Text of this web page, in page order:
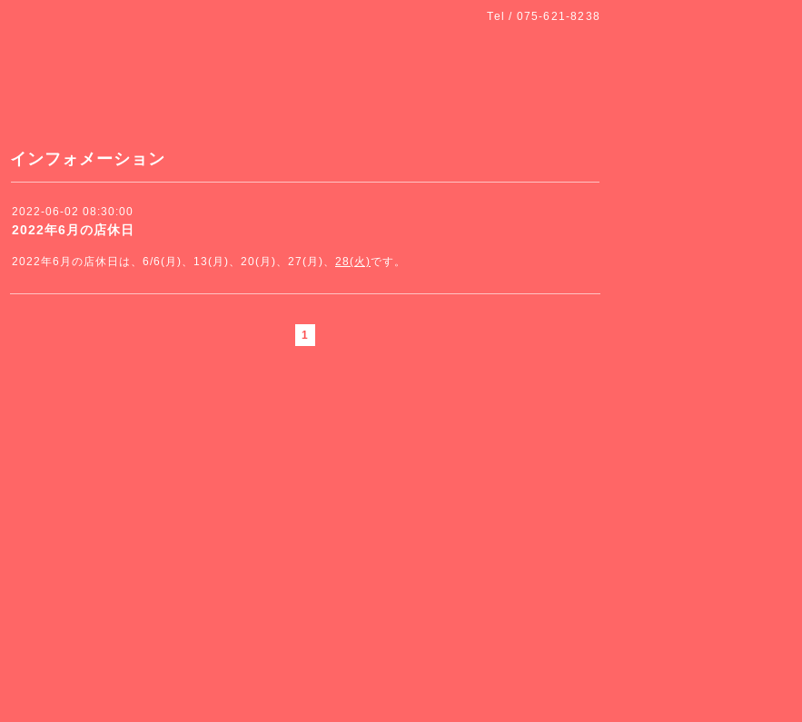
Tel / 075-621-8238
インフォメーション
2022-06-02 08:30:00
2022年6月の店休日
2022年6月の店休日は、6/6(月)、13(月)、20(月)、27(月)、 28(火)です。
1